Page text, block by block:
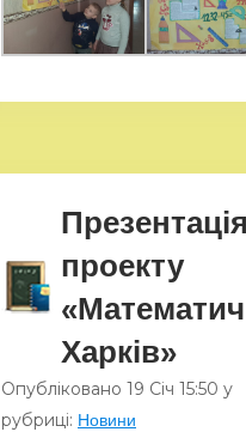
Презентація
проекту
Харків»
Опубліковано 19 Січ 15:50 у
рубриці: Новини